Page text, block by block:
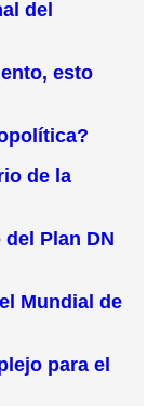
del
esto
de la
Plan DN
Mundial de
para el